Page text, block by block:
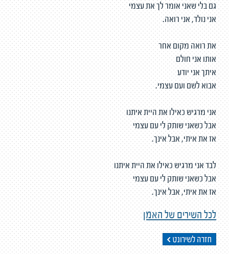
גם בלי שאני אומר לך את עצמי
אני נולד, אני רואה.
את רואה מקום אחר
אותו אני חולם
איתך אני יודע
אבוא לשם ועם עצמי.
אני מרגיש כאילו את היית איתנו
אבל כשאני שותק לי עם עצמי
אז את איתי, אבל אינך.
לבד אני מרגיש כאילו את היית איתנו
אבל כשאני שותק לי עם עצמי
אז את איתי, אבל אינך.
לכל השירים של האמן